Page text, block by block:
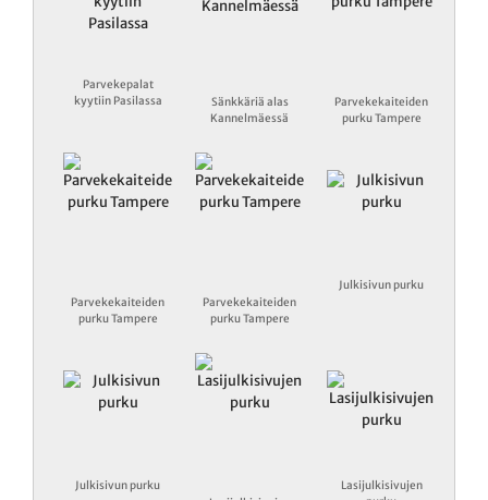
Parvekepalat
kyytiin Pasilassa
Sänkkäriä alas
Kannelmäessä
Parvekekaiteiden
purku Tampere
Parvekekaiteiden
purku Tampere
Parvekekaiteiden
purku Tampere
Julkisivun purku
Julkisivun purku
Lasijulkisivujen